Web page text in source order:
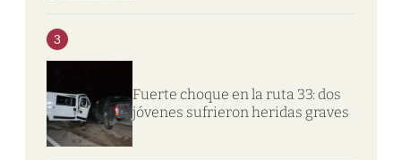
3
Fuerte choque en la ruta 33: dos
jóvenes sufrieron heridas graves